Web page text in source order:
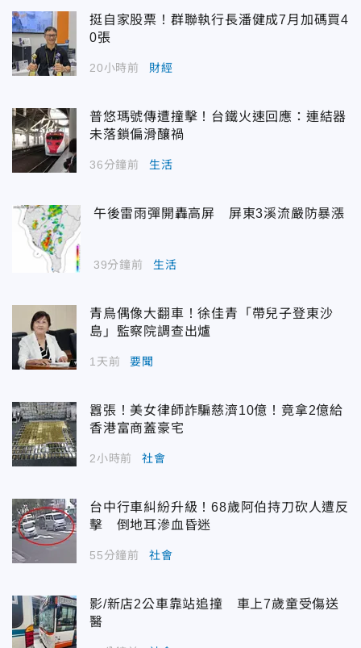
挺自家股票！群聯執行長潘健成7月加碼買4
0張
20小時前 財經
普悠瑪號傳遭撞擊！台鐵火速回應：連結器
未落鎖偏滑釀禍
36分鐘前 生活
午後雷雨彈開轟高屏 屏東3溪流嚴防暴漲
39分鐘前 生活
青鳥偶像大翻車！徐佳青「帶兒子登東沙
島」監察院調查出爐
1天前 要聞
囂張！美女律師詐騙慈濟10億！竟拿2億給
香港富商蓋豪宅
2小時前 社會
台中行車糾紛升級！68歲阿伯持刀砍人遭反
擊 倒地耳滲血昏迷
55分鐘前 社會
影/新店2公車靠站追撞 車上7歲童受傷送
醫